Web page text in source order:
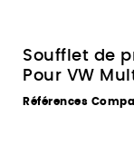
Soufflet de
Pour VW
Références